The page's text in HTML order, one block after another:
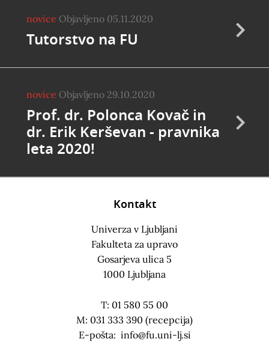
novice Objavljeno 05.11.2020
Tutorstvo na FU
novice Objavljeno 29.10.2020
Prof. dr. Polonca Kovač in
dr. Erik Kerševan - pravnika
leta 2020!
Kontakt
Univerza v Ljubljani
Fakulteta za upravo
Gosarjeva ulica 5
1000 Ljubljana
T: 01 580 55 00
M: 031 333 390 (recepcija)
E-pošta: info@fu.uni-lj.si